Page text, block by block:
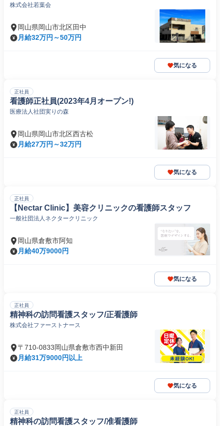
株式会社若葉会
岡山県岡山市北区田中
月給32万円～50万円
気になる
正社員
看護師正社員(2023年4月オープン!)
医療法人社団実りの森
岡山県岡山市北区西古松
月給27万円～32万円
気になる
正社員
【Nectar Clinic】美容クリニックの看護師スタッフ
一般社団法人ネクタークリニック
岡山県倉敷市阿知
月給40万9000円
気になる
正社員
精神科の訪問看護スタッフ/正看護師
株式会社ファーストナース
〒710-0833岡山県倉敷市西中新田
月給31万9000円以上
気になる
正社員
精神科の訪問看護スタッフ/准看護師